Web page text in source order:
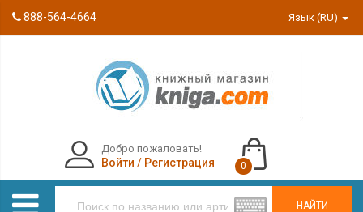
888-564-4664 Язык (RU)
НАЙТИ
Добро пожаловать!
Войти / Регистрация 0